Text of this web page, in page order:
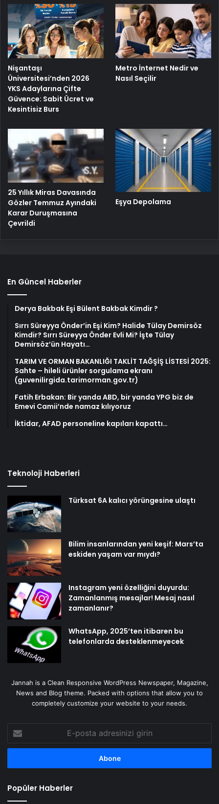
Nişantaşı
Üniversitesi’nden 2026
YKS Adaylarına Çifte
Güvence: Sabit Ücret ve
Kesintisiz Burs
Metro İnternet Nedir ve
Nasıl Seçilir
25 Yıllık Miras Davasında
Gözler Temmuz Ayındaki
Karar Duruşmasına
Çevrildi
Eşya Depolama
En Güncel Haberler
Derya Bakbak Eşi Bülent Bakbak Kimdir ?
Sırrı Süreyya Önder’in Eşi Kim? Halide Tülay Demirsöz
Kimdir? Sırrı Süreyya Önder Evli Mi? İşte Tülay
Demirsöz’ün Hayatı…
TARIM VE ORMAN BAKANLIĞI TAKLİT TAĞŞİŞ LİSTESİ 2025:
Sahte – hileli ürünler sorgulama ekranı
(guvenilirgida.tarimorman.gov.tr)
Fatih Erbakan: Bir yanda ABD, bir yanda YPG biz de
Emevi Camii’nde namaz kılıyoruz
İktidar, AFAD personeline kapıları kapattı…
Teknoloji Haberleri
Türksat 6A kalıcı yörüngesine ulaştı
Bilim insanlarından yeni keşif: Mars’ta
eskiden yaşam var mıydı?
Instagram yeni özelliğini duyurdu:
Zamanlanmış mesajlar! Mesaj nasıl
zamanlanır?
WhatsApp, 2025’ten itibaren bu
telefonlarda desteklenmeyecek
Jannah is a Clean Responsive WordPress Newspaper, Magazine,
News and Blog theme. Packed with options that allow you to
completely customize your website to your needs.
posta
adresinizi
Popüler Haberler